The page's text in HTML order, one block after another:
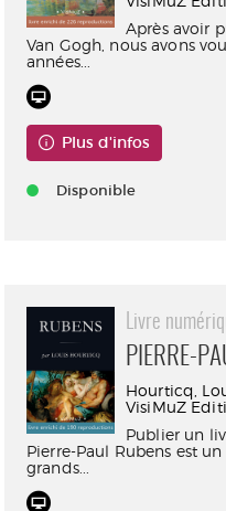
Après avoir
Van Gogh, nous avons
années...
Plus d'infos
Disponible
Livre
PIERRE-
Hourticq,
VisiMuZ
Publier un
Pierre-Paul Rubens est
grands...